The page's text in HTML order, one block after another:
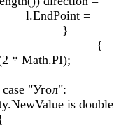
=
* d; }
c) {
Math.PI);
is double
l) {